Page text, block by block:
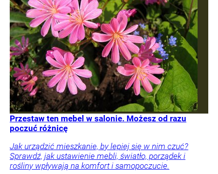
Przestaw ten mebel w salonie. Możesz od razu
poczuć różnicę
Jak urządzić mieszkanie, by lepiej się w nim czuć?
Sprawdź, jak ustawienie mebli, światło, porządek i
rośliny wpływają na komfort i samopoczucie.